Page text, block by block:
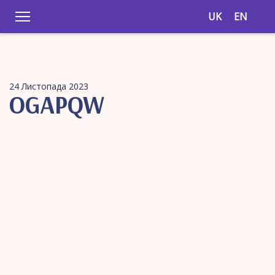
UK EN
24 Листопада 2023
OGAPQW